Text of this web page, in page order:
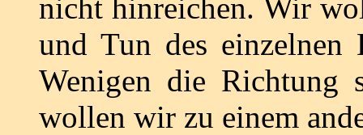
nicht hinreichen. Wir
und Tun des
Wenigen die Richtung
wollen wir zu einem